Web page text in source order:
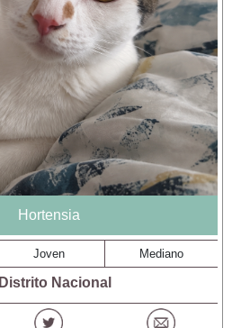
Hortensia
Joven Mediano
Distrito Nacional